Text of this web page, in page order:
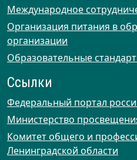
Международное
Организация питания в
организации
Образовательные
Ссылки
Федеральный портал
Министерство
Комитет общего и
Ленинградской области